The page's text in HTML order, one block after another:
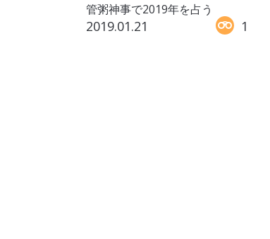
管粥神事で2019年を占う
2019.01.21 1